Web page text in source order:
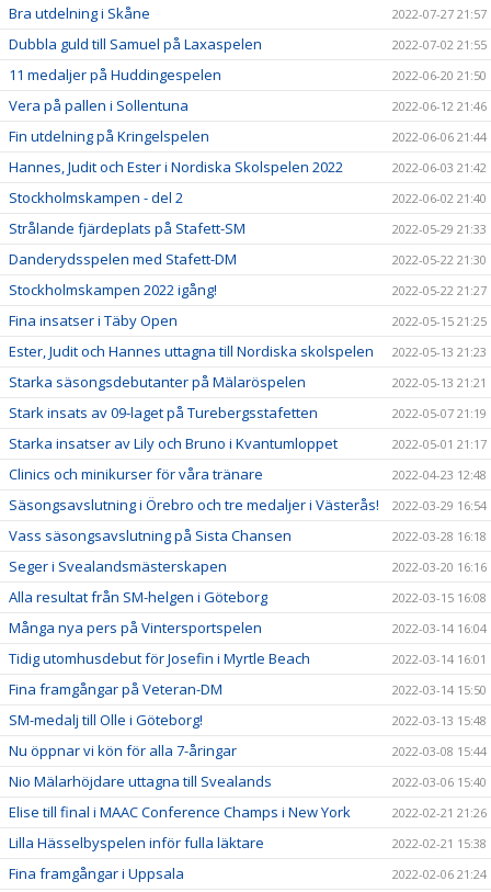
Bra utdelning i Skåne 2022-07-27 21:57
Dubbla guld till Samuel på Laxaspelen 2022-07-02 21:55
11 medaljer på Huddingespelen 2022-06-20 21:50
Vera på pallen i Sollentuna 2022-06-12 21:46
Fin utdelning på Kringelspelen 2022-06-06 21:44
Hannes, Judit och Ester i Nordiska Skolspelen 2022 2022-06-03 21:42
Stockholmskampen - del 2 2022-06-02 21:40
Strålande fjärdeplats på Stafett-SM 2022-05-29 21:33
Danderydsspelen med Stafett-DM 2022-05-22 21:30
Stockholmskampen 2022 igång! 2022-05-22 21:27
Fina insatser i Täby Open 2022-05-15 21:25
Ester, Judit och Hannes uttagna till Nordiska skolspelen 2022-05-13 21:23
Starka säsongsdebutanter på Mälaröspelen 2022-05-13 21:21
Stark insats av 09-laget på Turebergsstafetten 2022-05-07 21:19
Starka insatser av Lily och Bruno i Kvantumloppet 2022-05-01 21:17
Clinics och minikurser för våra tränare 2022-04-23 12:48
Säsongsavslutning i Örebro och tre medaljer i Västerås! 2022-03-29 16:54
Vass säsongsavslutning på Sista Chansen 2022-03-28 16:18
Seger i Svealandsmästerskapen 2022-03-20 16:16
Alla resultat från SM-helgen i Göteborg 2022-03-15 16:08
Många nya pers på Vintersportspelen 2022-03-14 16:04
Tidig utomhusdebut för Josefin i Myrtle Beach 2022-03-14 16:01
Fina framgångar på Veteran-DM 2022-03-14 15:50
SM-medalj till Olle i Göteborg! 2022-03-13 15:48
Nu öppnar vi kön för alla 7-åringar 2022-03-08 15:44
Nio Mälarhöjdare uttagna till Svealands 2022-03-06 15:40
Elise till final i MAAC Conference Champs i New York 2022-02-21 21:26
Lilla Hässelbyspelen inför fulla läktare 2022-02-21 15:38
Fina framgångar i Uppsala 2022-02-06 21:24